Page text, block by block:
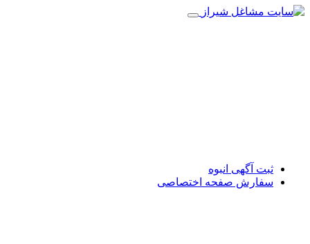
ثبت آگهی انبوه
سفارش صفحه اختصاصی